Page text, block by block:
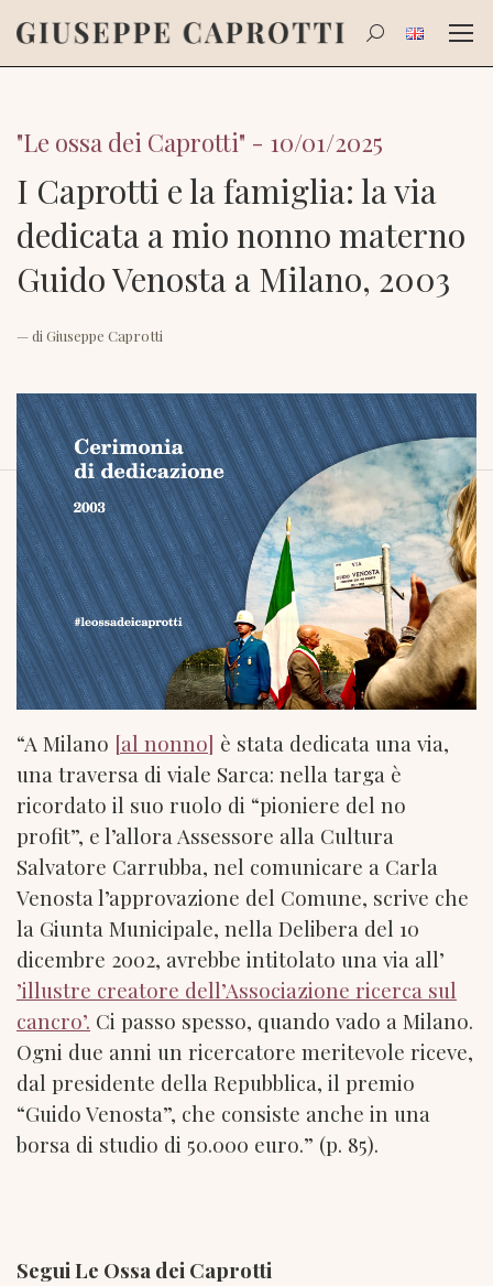
Search:
"Le ossa dei Caprotti" - 10/01/2025
I Caprotti e la famiglia: la via
dedicata a mio nonno materno
Guido Venosta a Milano, 2003
— di Giuseppe Caprotti
“A Milano [al nonno] è stata dedicata una via,
una traversa di viale Sarca: nella targa è
ricordato il suo ruolo di “pioniere del no
profit”, e l’allora Assessore alla Cultura
Salvatore Carrubba, nel comunicare a Carla
Venosta l’approvazione del Comune, scrive che
la Giunta Municipale, nella Delibera del 10
dicembre 2002, avrebbe intitolato una via all’
’illustre creatore dell’Associazione ricerca sul
cancro’. Ci passo spesso, quando vado a Milano.
Ogni due anni un ricercatore meritevole riceve,
dal presidente della Repubblica, il premio
“Guido Venosta”, che consiste anche in una
borsa di studio di 50.000 euro.” (p. 85).
Segui Le Ossa dei Caprotti